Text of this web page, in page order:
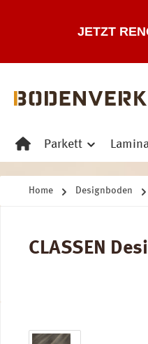
JETZT
Parkett
Home Designboden
CLASSEN
Bildergalerie